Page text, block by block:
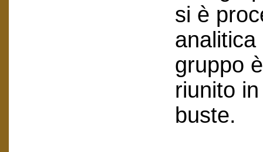
si è
gruppo
riunito
buste.